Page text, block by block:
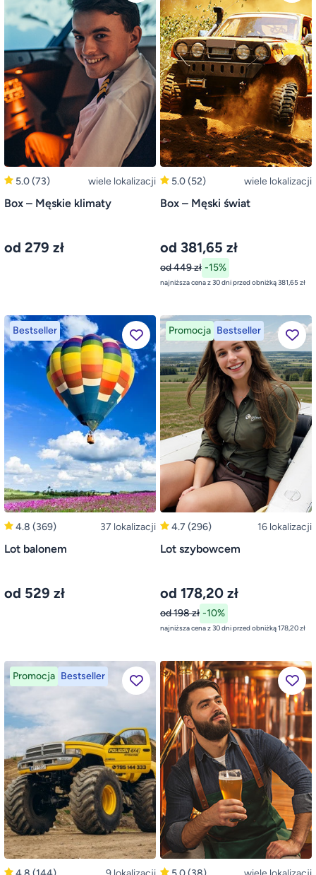
5.0(73) wiele lokalizacji
Box – Męskie klimaty
od 279 zł
5.0(52) wiele lokalizacji
Box – Męski świat
od 381,65 zł
od 449 zł -15%
najniższa cena z 30 dni przed obniżką 381,65 zł
Bestseller
4.8 (369) 37 lokalizacji
Lot balonem
od 529 zł
Promocja Bestseller
4.7(296) 16 lokalizacji
Lot szybowcem
od 178,20 zł
od 198 zł -10%
najniższa cena z 30 dni przed obniżką 178,20 zł
Promocja Bestseller